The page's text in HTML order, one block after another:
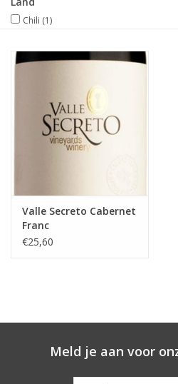
Merken
Chili (1)
Valle Secreto Cabernet
Franc
€25,60
Meld je aan voor